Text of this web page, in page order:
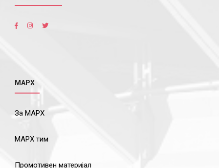
МАРХ
За МАРХ
МАРХ тим
Промотивен материјал